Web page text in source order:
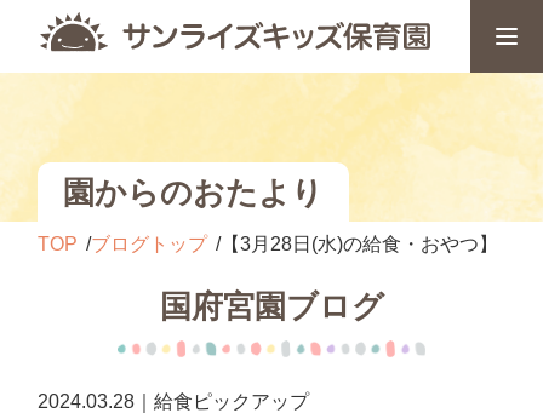
園からのおたより
TOP ブログトップ 【3月28日(水)の給食・おやつ】
国府宮園ブログ
2024.03.28｜給食ピックアップ